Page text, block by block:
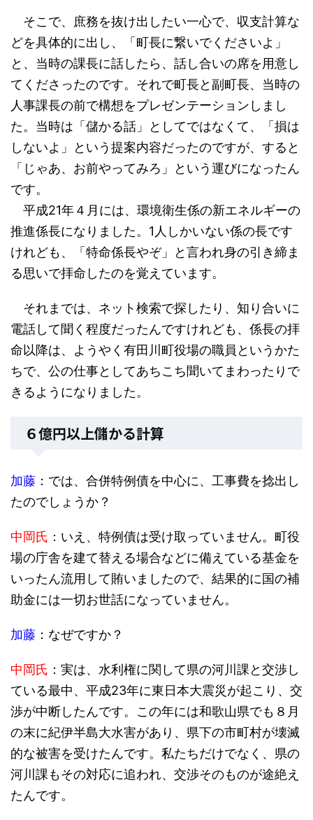
そこで、庶務を抜け出したい一心で、収支計算な
どを具体的に出し、「町長に繋いでくださいよ」
と、当時の課長に話したら、話し合いの席を用意し
てくださったのです。それで町長と副町長、当時の
人事課長の前で構想をプレゼンテーションしまし
た。当時は「儲かる話」としてではなくて、「損は
しないよ」という提案内容だったのですが、すると
「じゃあ、お前やってみろ」という運びになったん
です。
平成21年４月には、環境衛生係の新エネルギーの
推進係長になりました。1人しかいない係の長です
けれども、「特命係長やぞ」と言われ身の引き締ま
る思いで拝命したのを覚えています。
それまでは、ネット検索で探したり、知り合いに
電話して聞く程度だったんですけれども、係長の拝
命以降は、ようやく有田川町役場の職員というかた
ちで、公の仕事としてあちこち聞いてまわったりで
きるようになりました。
６億円以上儲かる計算
加藤 ：では、合併特例債を中心に、工事費を捻出し
たのでしょうか？
中岡氏 ：いえ、特例債は受け取っていません。町役
場の庁舎を建て替える場合などに備えている基金を
いったん流用して賄いましたので、結果的に国の補
助金には一切お世話になっていません。
加藤 ：なぜですか？
中岡氏 ：実は、水利権に関して県の河川課と交渉し
ている最中、平成23年に東日本大震災が起こり、交
渉が中断したんです。この年には和歌山県でも８月
の末に紀伊半島大水害があり、県下の市町村が壊滅
的な被害を受けたんです。私たちだけでなく、県の
河川課もその対応に追われ、交渉そのものが途絶え
たんです。